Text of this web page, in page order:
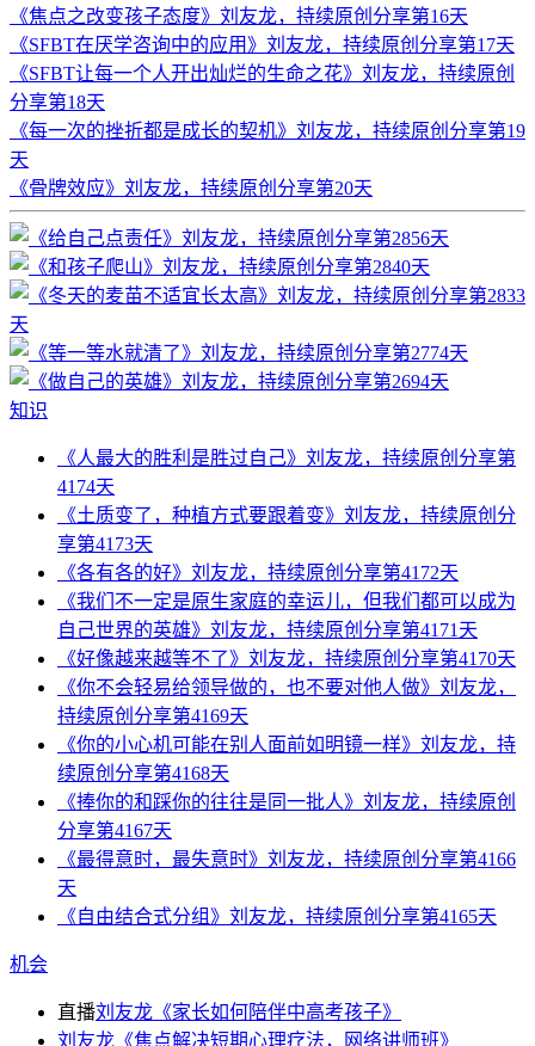
《焦点之改变孩子态度》刘友龙，持续原创分享第16天
《SFBT在厌学咨询中的应用》刘友龙，持续原创分享第17天
《SFBT让每一个人开出灿烂的生命之花》刘友龙，持续原创
分享第18天
《每一次的挫折都是成长的契机》刘友龙，持续原创分享第19
天
《骨牌效应》刘友龙，持续原创分享第20天
知识
《人最大的胜利是胜过自己》刘友龙，持续原创分享第
4174天
《土质变了，种植方式要跟着变》刘友龙，持续原创分
享第4173天
《各有各的好》刘友龙，持续原创分享第4172天
《我们不一定是原生家庭的幸运儿，但我们都可以成为
自己世界的英雄》刘友龙，持续原创分享第4171天
《好像越来越等不了》刘友龙，持续原创分享第4170天
《你不会轻易给领导做的，也不要对他人做》刘友龙，
持续原创分享第4169天
《你的小心机可能在别人面前如明镜一样》刘友龙，持
续原创分享第4168天
《捧你的和踩你的往往是同一批人》刘友龙，持续原创
分享第4167天
《最得意时，最失意时》刘友龙，持续原创分享第4166
天
《自由结合式分组》刘友龙，持续原创分享第4165天
机会
直播刘友龙《家长如何陪伴中高考孩子》
刘友龙《焦点解决短期心理疗法，网络讲师班》